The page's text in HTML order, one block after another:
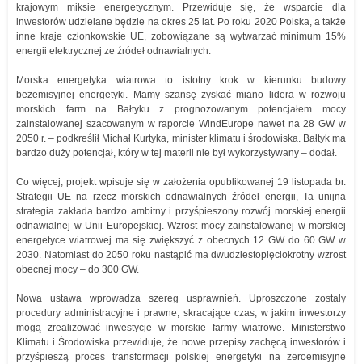
krajowym miksie energetycznym. Przewiduje się, że wsparcie dla
inwestorów udzielane będzie na okres 25 lat. Po roku 2020 Polska, a także
inne kraje członkowskie UE, zobowiązane są wytwarzać minimum 15%
energii elektrycznej ze źródeł odnawialnych.
Morska energetyka wiatrowa to istotny krok w kierunku budowy
bezemisyjnej energetyki. Mamy szansę zyskać miano lidera w rozwoju
morskich farm na Bałtyku z prognozowanym potencjałem mocy
zainstalowanej szacowanym w raporcie WindEurope nawet na 28 GW w
2050 r. – podkreślił Michał Kurtyka, minister klimatu i środowiska. Bałtyk ma
bardzo duży potencjał, który w tej materii nie był wykorzystywany – dodał.
Co więcej, projekt wpisuje się w założenia opublikowanej 19 listopada br.
Strategii UE na rzecz morskich odnawialnych źródeł energii, Ta unijna
strategia zakłada bardzo ambitny i przyśpieszony rozwój morskiej energii
odnawialnej w Unii Europejskiej. Wzrost mocy zainstalowanej w morskiej
energetyce wiatrowej ma się zwiększyć z obecnych 12 GW do 60 GW w
2030. Natomiast do 2050 roku nastąpić ma dwudziestopięciokrotny wzrost
obecnej mocy – do 300 GW.
Nowa ustawa wprowadza szereg usprawnień. Uproszczone zostały
procedury administracyjne i prawne, skracające czas, w jakim inwestorzy
mogą zrealizować inwestycje w morskie farmy wiatrowe. Ministerstwo
Klimatu i Środowiska przewiduje, że nowe przepisy zachęcą inwestorów i
przyśpieszą proces transformacji polskiej energetyki na zeroemisyjne